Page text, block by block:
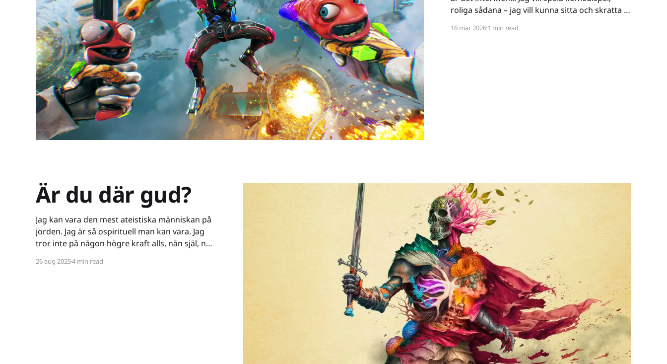
roliga sådana – jag vill kunna sitta och skratta åt
antingen in sig på ett kiss och bajs-spår eller så
16 mar 20261 min read
Är du där gud?
Jag kan vara den mest ateistiska människan på
jorden. Jag är så ospirituell man kan vara. Jag
tror inte på någon högre kraft alls, nån själ, nåt
och öde - till den grad att jag till och med vägrar
26 aug 20254 min read